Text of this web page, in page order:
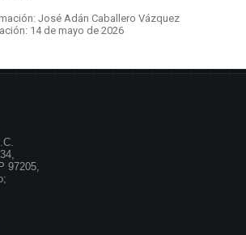
José Adán Caballero Vázquez
14 de mayo de 2026
97205,